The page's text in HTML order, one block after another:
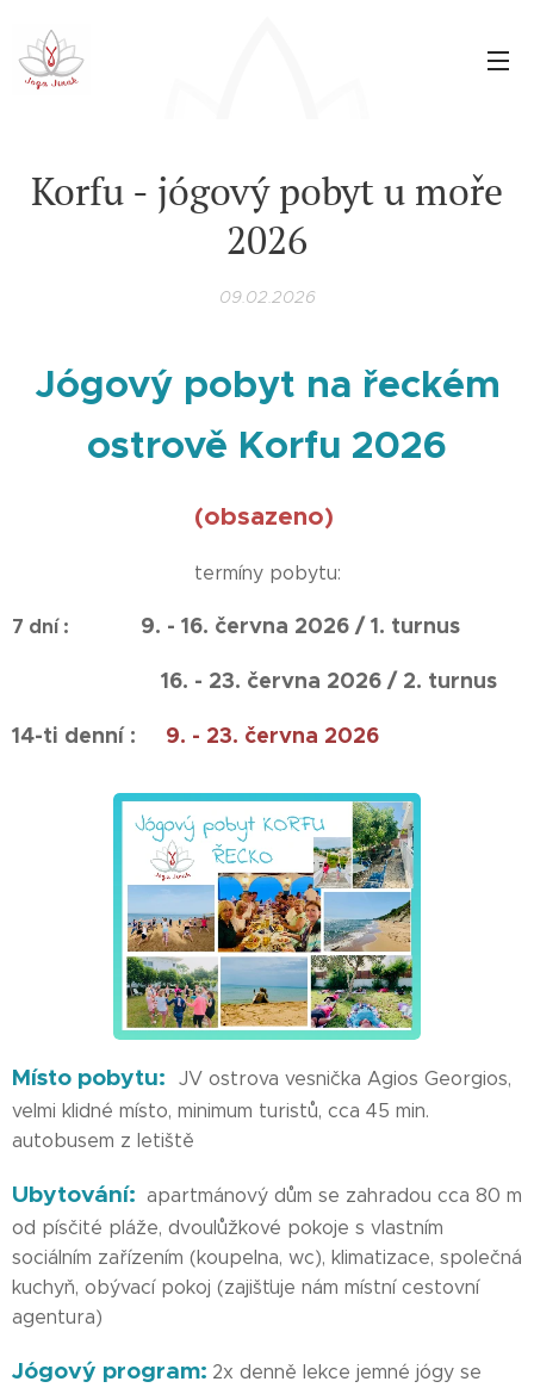
Korfu - jógový pobyt u moře
2026
09.02.2026
Jógový pobyt na řeckém
ostrově Korfu 2026
(obsazeno)
termíny pobytu:
7 dní : 9. - 16. června 2026 / 1. turnus
16. - 23. června 2026 / 2. turnus
14-ti denní : 9. - 23. června 2026
Místo pobytu:
JV ostrova vesnička Agios Georgios,
velmi klidné místo, minimum turistů, cca 45 min.
autobusem z letiště
Ubytování: apartmánový dům se zahradou cca 80 m
od písčité pláže, dvoulůžkové pokoje s vlastním
sociálním zařízením (koupelna, wc), klimatizace, společná
kuchyň, obývací pokoj (zajišťuje nám místní cestovní
agentura)
Jógový program: 2x denně lekce jemné jógy se